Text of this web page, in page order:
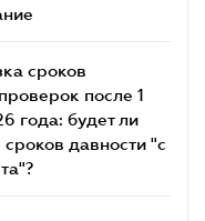
сроков
после 1
года: будет ли
сроков давности "с